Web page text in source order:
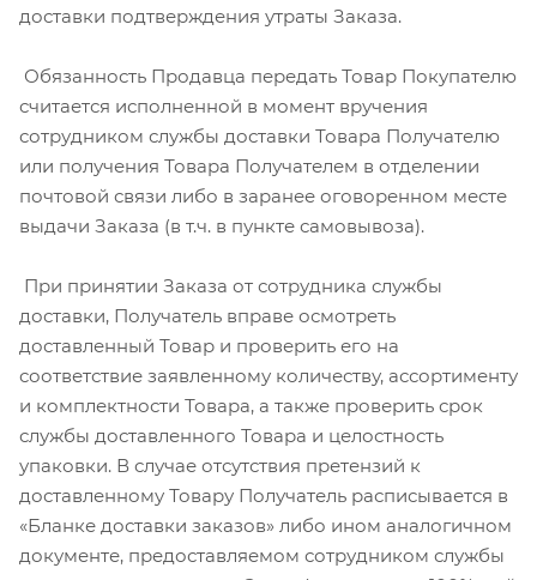
доставки подтверждения утраты Заказа.
Обязанность Продавца передать Товар Покупателю
считается исполненной в момент вручения
сотрудником службы доставки Товара Получателю
или получения Товара Получателем в отделении
почтовой связи либо в заранее оговоренном месте
выдачи Заказа (в т.ч. в пункте самовывоза).
При принятии Заказа от сотрудника службы
доставки, Получатель вправе осмотреть
доставленный Товар и проверить его на
соответствие заявленному количеству, ассортименту
и комплектности Товара, а также проверить срок
службы доставленного Товара и целостность
упаковки. В случае отсутствия претензий к
доставленному Товару Получатель расписывается в
«Бланке доставки заказов» либо ином аналогичном
документе, предоставляемом сотрудником службы